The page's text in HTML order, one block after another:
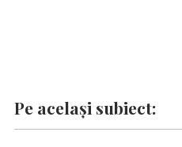
Pe același subiect: